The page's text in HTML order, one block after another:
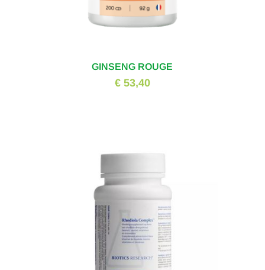
GINSENG ROUGE
€ 53,40